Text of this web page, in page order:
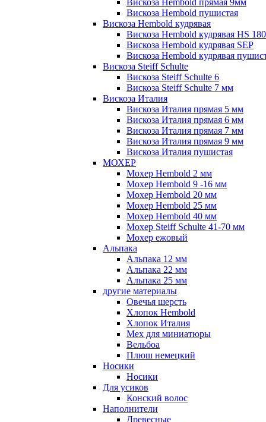
Вискоза Hembold пушистая
Вискоза Hembold кудрявая
Вискоза Hembold кудрявая HS 180
Вискоза Hembold кудрявая SEP
Вискоза Hembold кудрявая
Вискоза Steiff Schulte
Вискоза Steiff Schulte 6
Вискоза Steiff Schulte 7 мм
Вискоза Италия
Вискоза Италия прямая 5 мм
Вискоза Италия прямая 6 мм
Вискоза Италия прямая 7 мм
Вискоза Италия прямая 9 мм
Вискоза Италия пушистая
МОХЕР
Мохер Hembold 2 мм
Мохер Hembold 9 -16 мм
Мохер Hembold 20 мм
Мохер Hembold 25 мм
Мохер Hembold 40 мм
Мохер Steiff Schulte 41-70 мм
Мохер ежовый
Альпака
Альпака 12 мм
Альпака 22 мм
Альпака 25 мм
другие материалы
Овечья шерсть
Хлопок Hembold
Хлопок Италия
Мех для миниатюры
Вельбоа
Плюш немецкий
Носики
Носики
Для усиков
Конский волос
Наполнители
Древесные